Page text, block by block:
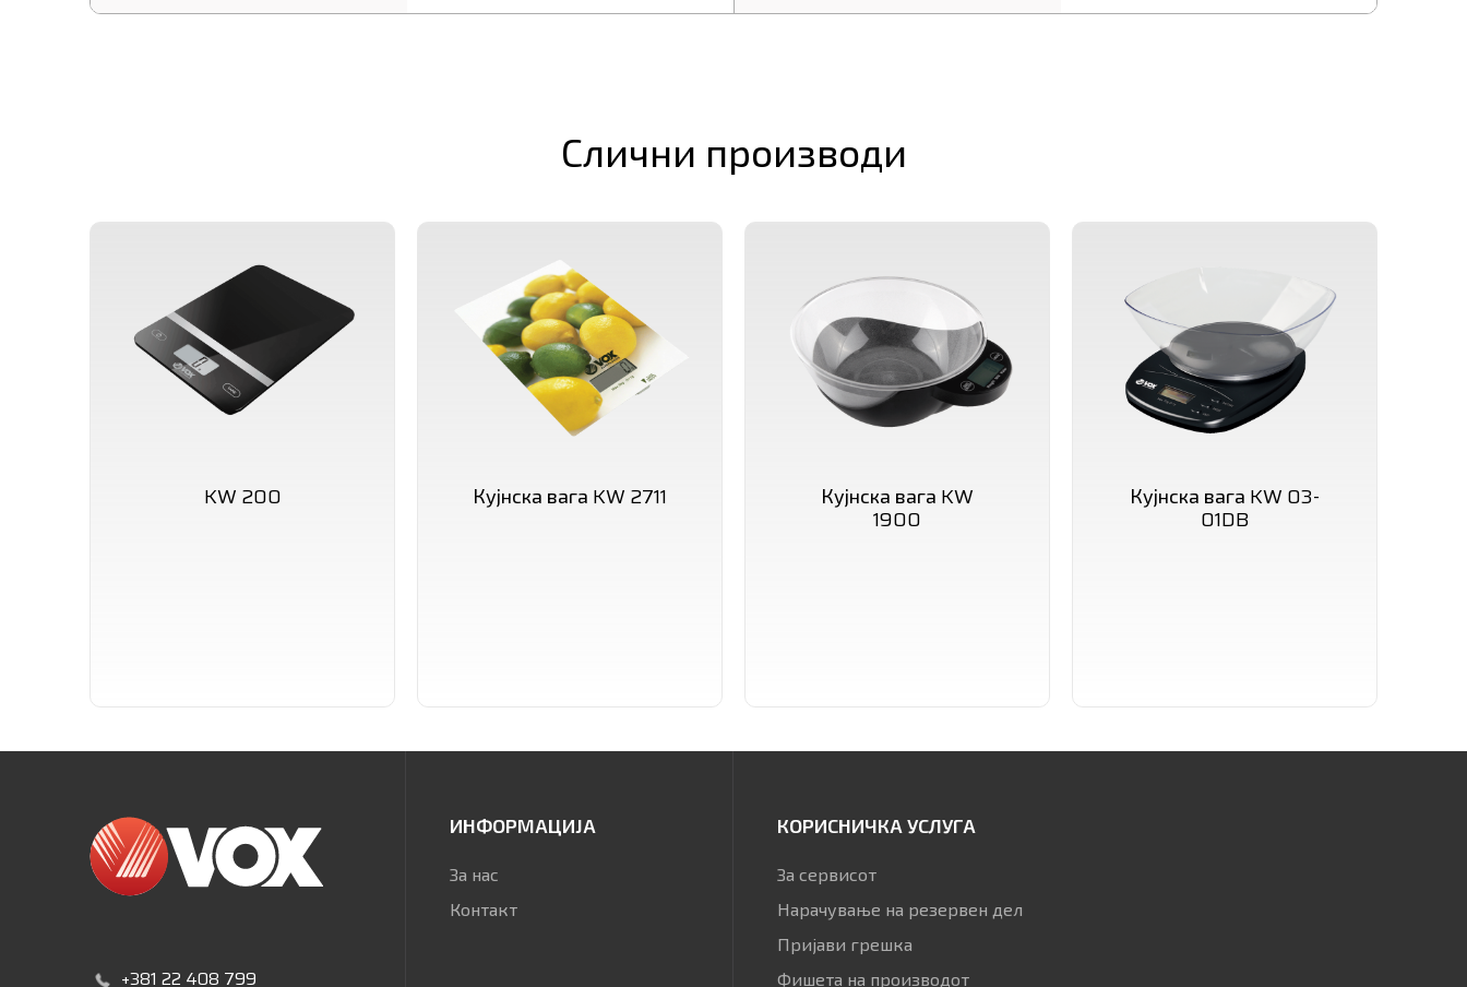
Слични производи
KW 200 Кујнска вага KW 2711 Кујнска вага KW
1900
Кујнска вага KW 03-
01DB
+381 22 408 799
ИНФОРМАЦИЈА
За нас
Контакт
КОРИСНИЧКА УСЛУГА
За сервисот
Нарачување на резервен дел
Пријави грешка
Фишета на производот